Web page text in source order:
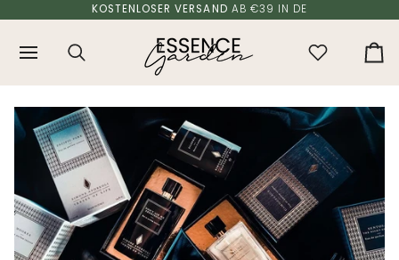
zum
Inhalt
KOSTENLOSER VERSAND AB €39 IN DE
Suchen